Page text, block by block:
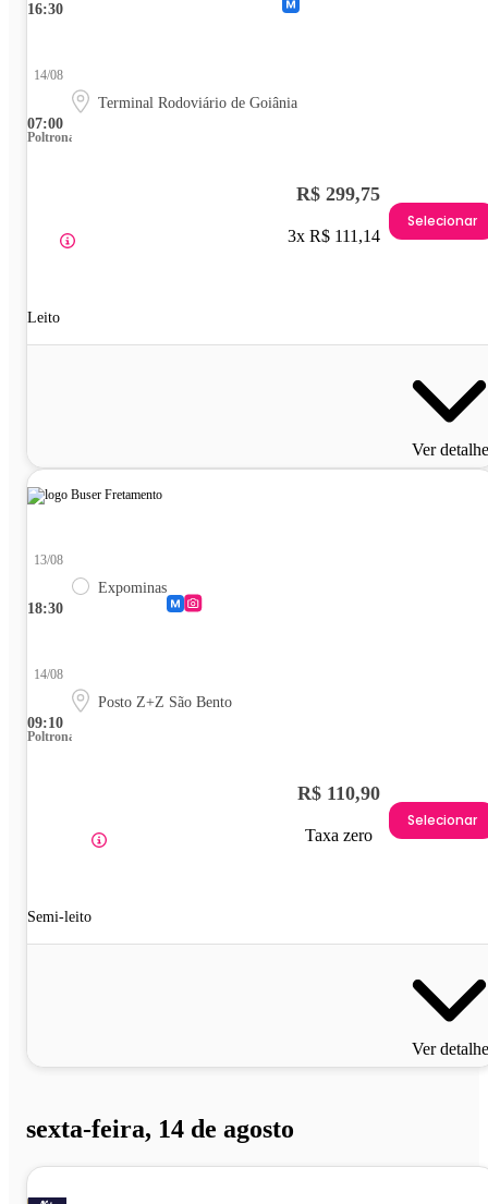
16:30
07:00
14/08
Terminal Rodoviário de Goiânia
Poltrona
Leito
R$ 299,75
3x R$ 111,14
Selecionar
Ver
18:30
13/08
Expominas
09:10
14/08
Posto Z+Z São Bento
Poltrona
Semi-leito
R$ 110,90
Taxa zero
Selecionar
Ver
sexta-feira, 14 de agosto